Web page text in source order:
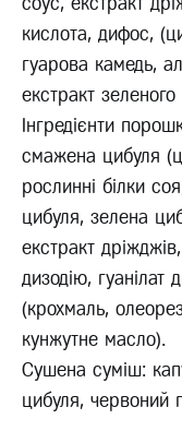
кислота, дифос,
гуарова камедь,
екстракт
Інгредієнти
смажена цибуля
рослинні білки
цибуля, зелена
екстракт
дизодію, гуанілат
(крохмаль,
кунжутне масло).
Сушена суміш:
цибуля, червоний